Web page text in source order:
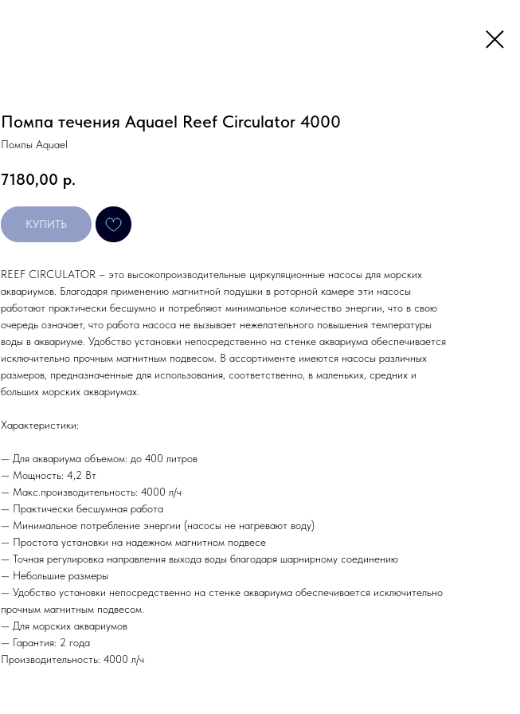
Помпа течения Aquael Reef Circulator 4000
Помпы Aquael
7180,00 р.
КУПИТЬ
REEF CIRCULATOR – это высокопроизводительные циркуляционные насосы для морских
аквариумов. Благодаря применению магнитной подушки в роторной камере эти насосы
работают практически бесшумно и потребляют минимальное количество энергии, что в свою
очередь означает, что работа насоса не вызывает нежелательного повышения температуры
воды в аквариуме. Удобство установки непосредственно на стенке аквариума обеспечивается
исключительно прочным магнитным подвесом. В ассортименте имеются насосы различных
размеров, предназначенные для использования, соответственно, в маленьких, средних и
больших морских аквариумах.
Характеристики:
— Для аквариума объемом: до 400 литров
— Мощность: 4,2 Вт
— Макс.производительность: 4000 л/ч
— Практически бесшумная работа
— Минимальное потребление энергии (насосы не нагревают воду)
— Простота установки на надежном магнитном подвесе
— Точная регулировка направления выхода воды благодаря шарнирному соединению
— Небольшие размеры
— Удобство установки непосредственно на стенке аквариума обеспечивается исключительно
прочным магнитным подвесом.
— Для морских аквариумов
— Гарантия: 2 года
Производительность: 4000 л/ч